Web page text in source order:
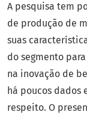
A pesquisa tem
de produção de
suas
do segmento
na inovação de
há poucos dados
respeito. O